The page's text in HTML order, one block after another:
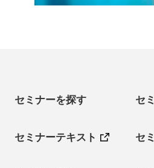
セミナーを探す セ
セミナーテキスト セ